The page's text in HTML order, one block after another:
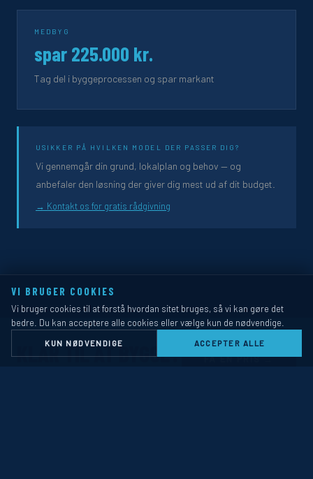
MEDBYG
spar 225.000 kr.
Tag del i byggeprocessen og spar markant
USIKKER PÅ HVILKEN MODEL DER PASSER DIG?
Vi gennemgår din grund, lokalplan og behov — og
anbefaler den løsning der giver dig mest ud af dit budget.
→ Kontakt os for gratis rådgivning
KLAR TIL AT BYGGE? FÅ EN PRIS →
VI BRUGER COOKIES
Vi bruger cookies til at forstå hvordan sitet bruges, så vi kan gøre det
bedre. Du kan acceptere alle cookies eller vælge kun de nødvendige.
KUN NØDVENDIGE ACCEPTER ALLE